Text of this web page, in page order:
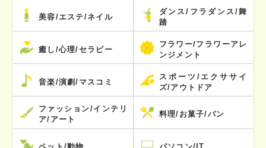
美容/エステ/ネイル
ダンス/フラダンス/舞
踏
癒し/心理/セラピー
フラワー/フラワーアレ
ンジメント
音楽/演劇/マスコミ
スポーツ/エクササイ
ズ/アウトドア
ファッション/インテリ
ア/アート
料理/お菓子/パン